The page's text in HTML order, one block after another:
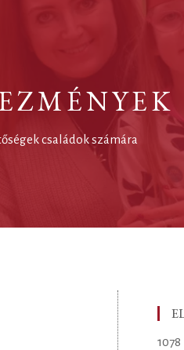
családok számára